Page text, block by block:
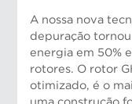
A nossa nova
depuração
energia em 50%
rotores. O rotor
otimizado, é o